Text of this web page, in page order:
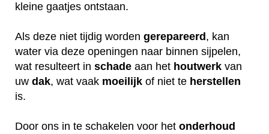
kleine gaatjes ontstaan.
Als deze niet tijdig worden gerepareerd , kan
water via deze openingen naar binnen sijpelen,
wat resulteert in schade aan het houtwerk van
uw dak, wat vaak moeilijk of niet te herstellen
is.
Door ons in te schakelen voor het onderhoud